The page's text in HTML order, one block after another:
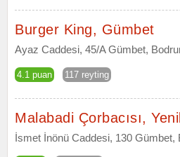
Burger King, Gümbet
Ayaz Caddesi, 45/A Gümbet,
4.1 puan 117 reyting
Malabadi Çorbacısı,
İsmet İnönü Caddesi, 130 Gümbet,